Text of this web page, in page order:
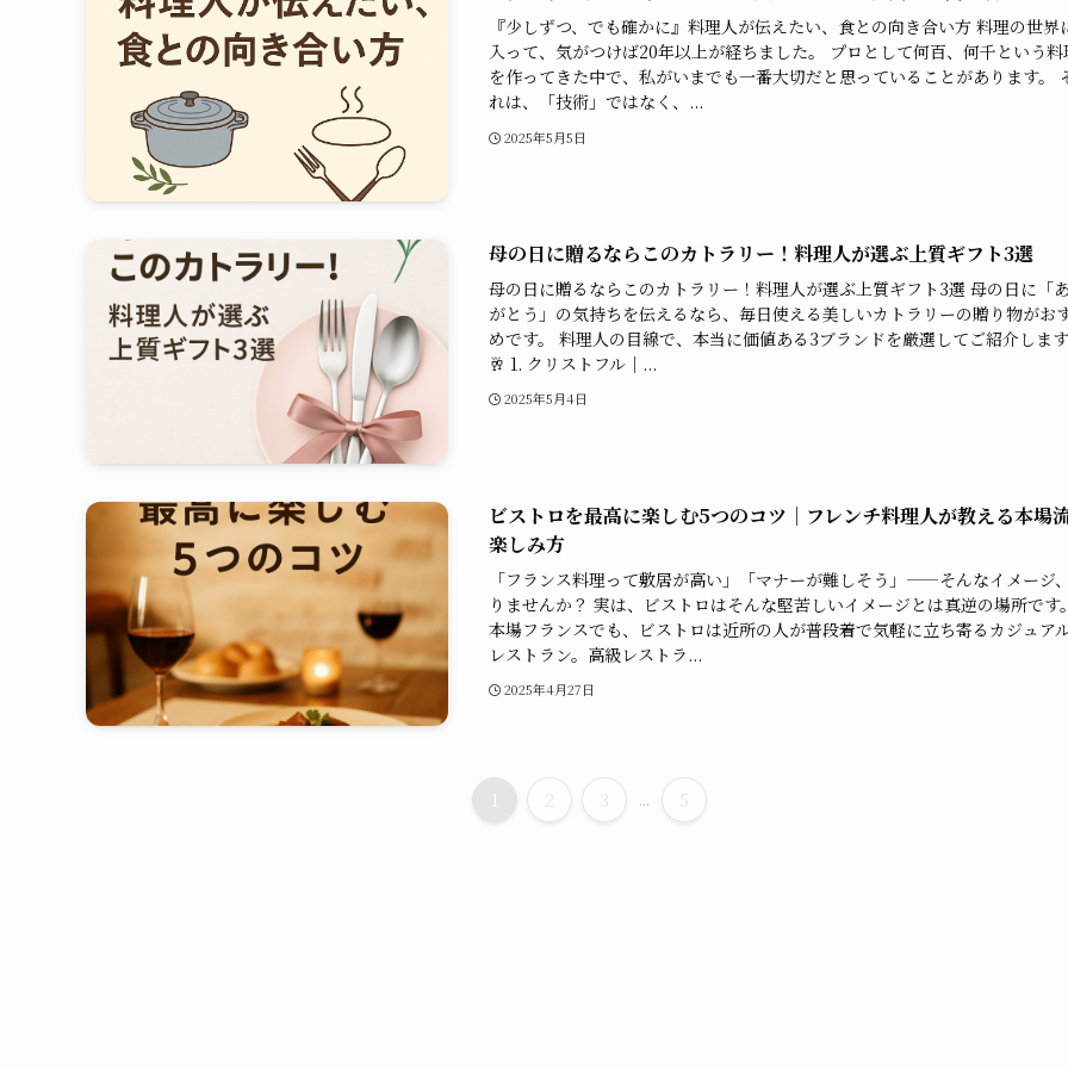
『少しずつ、でも確かに』料理人が伝えたい、食との向き合い方 料理の世界
入って、気がつけば20年以上が経ちました。 プロとして何百、何千という料
を作ってきた中で、私がいまでも一番大切だと思っていることがあります。
れは、「技術」ではなく、...
2025年5月5日
母の日に贈るならこのカトラリー！料理人が選ぶ上質ギフト3選
母の日に贈るならこのカトラリー！料理人が選ぶ上質ギフト3選 母の日に「
がとう」の気持ちを伝えるなら、毎日使える美しいカトラリーの贈り物がお
めです。 料理人の目線で、本当に価値ある3ブランドを厳選してご紹介します
🥂 1. クリストフル｜...
2025年5月4日
ビストロを最高に楽しむ5つのコツ｜フレンチ料理人が教える本場
楽しみ方
「フランス料理って敷居が高い」「マナーが難しそう」——そんなイメージ
りませんか？ 実は、ビストロはそんな堅苦しいイメージとは真逆の場所です。
本場フランスでも、ビストロは近所の人が普段着で気軽に立ち寄るカジュア
レストラン。高級レストラ...
2025年4月27日
1 2 3 ... 5